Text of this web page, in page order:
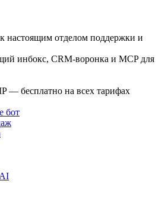
настоящим отделом поддержки и
инбокс, CRM-воронка и MCP для
— бесплатно на всех тарифах
бот